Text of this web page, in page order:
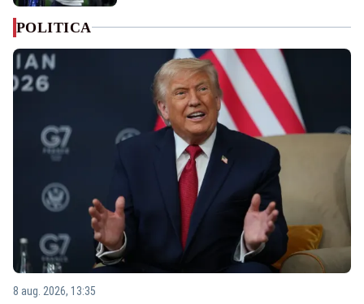
POLITICA
8 aug. 2026, 13:35